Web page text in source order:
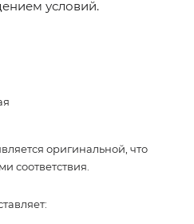
условий.
оригинальной, что
соответствия.